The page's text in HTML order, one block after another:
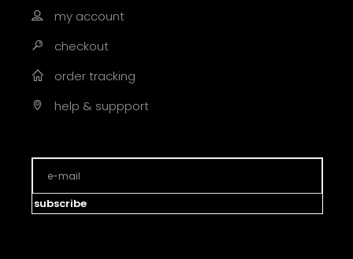
my account
checkout
order tracking
help & suppport